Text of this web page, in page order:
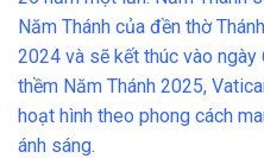
Năm Thánh của đền thờ
2024 và sẽ kết thúc vào
thềm Năm Thánh 2025,
hoạt hình theo phong cách
ánh sáng.